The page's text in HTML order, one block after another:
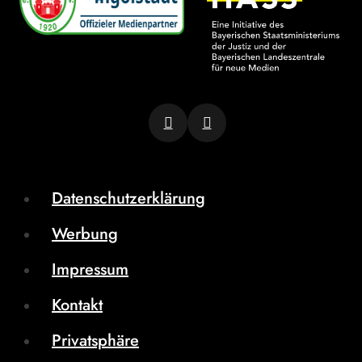
Datenschutzerklärung
Werbung
Impressum
Kontakt
Privatsphäre